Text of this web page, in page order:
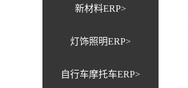
新材料ERP>
灯饰照明ERP>
自行车摩托车ERP>